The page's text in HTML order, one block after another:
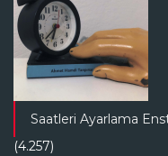
Saatleri Ayarlama
(4.257)